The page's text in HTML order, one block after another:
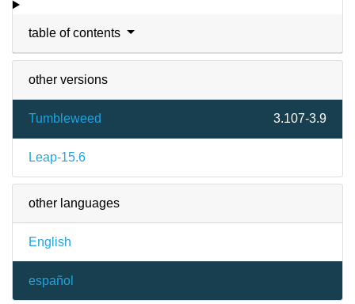
table of contents
other versions
Tumbleweed 3.107-3.9
Leap-15.6
other languages
English
español